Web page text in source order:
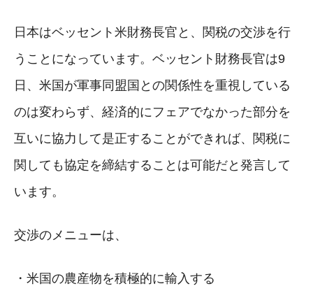
日本はベッセント米財務長官と、関税の交渉を行
うことになっています。ベッセント財務長官は9
日、米国が軍事同盟国との関係性を重視している
のは変わらず、経済的にフェアでなかった部分を
互いに協力して是正することができれば、関税に
関しても協定を締結することは可能だと発言して
います。
交渉のメニューは、
・米国の農産物を積極的に輸入する